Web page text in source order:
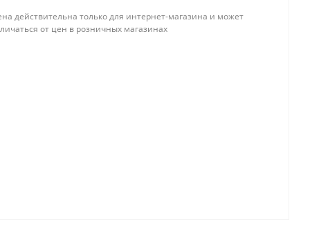
действительна только для интернет-магазина и может
от цен в розничных магазинах